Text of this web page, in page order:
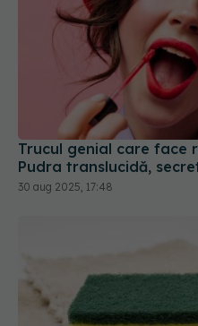
Trucul genial care face
Pudra translucidă,
30 aug 2025, 17:48